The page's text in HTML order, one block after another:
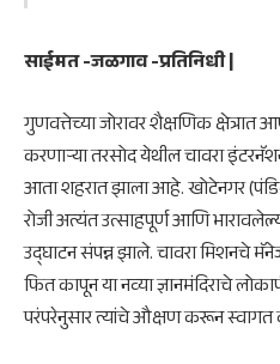
साईमत -जळगाव -प्रतिनिधी |
गुणवत्तेच्या जोरावर शैक्षणिक
करणाऱ्या तरसोद येथील चावरा
आता शहरात झाला आहे. खोटेनगर
रोजी अत्यंत उत्साहपूर्ण आणि
उद्घाटन संपन्न झाले. चावरा मिशनचे
फित कापून या नव्या ज्ञानमंदिराचे
परंपरेनुसार त्यांचे औक्षण करून